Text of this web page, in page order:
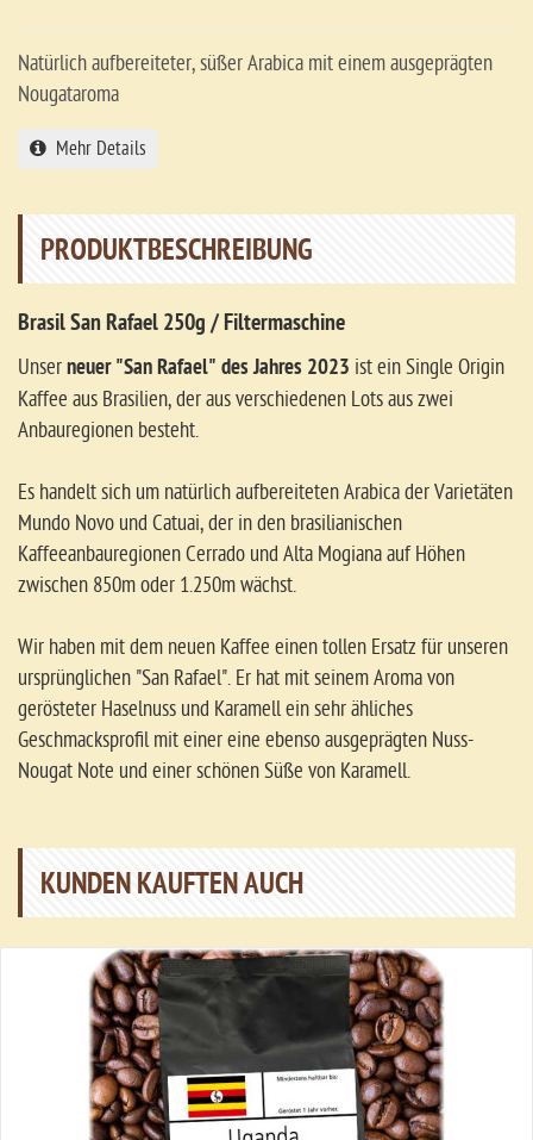
Natürlich aufbereiteter, süßer Arabica mit einem ausgeprägten
Nougataroma
Mehr Details
PRODUKTBESCHREIBUNG
Brasil San Rafael 250g / Filtermaschine
Unserneuer "San Rafael" des Jahres 2023 ist ein Single Origin
Kaffee aus Brasilien, der aus verschiedenen Lots aus zwei
Anbauregionen besteht.
Es handelt sich um natürlich aufbereiteten Arabica der Varietäten
Mundo Novo und Catuai, der in den brasilianischen
Kaffeeanbauregionen Cerrado und Alta Mogiana auf Höhen
zwischen 850m oder 1.250m wächst.
Wir haben mit dem neuen Kaffee einen tollen Ersatz für unseren
ursprünglichen "San Rafael". Er hat mit seinem Aroma von
gerösteter Haselnuss und Karamell ein sehr ähliches
Geschmacksprofil mit einer eine ebenso ausgeprägten Nuss-
Nougat Note und einer schönen Süße von Karamell.
KUNDEN KAUFTEN AUCH